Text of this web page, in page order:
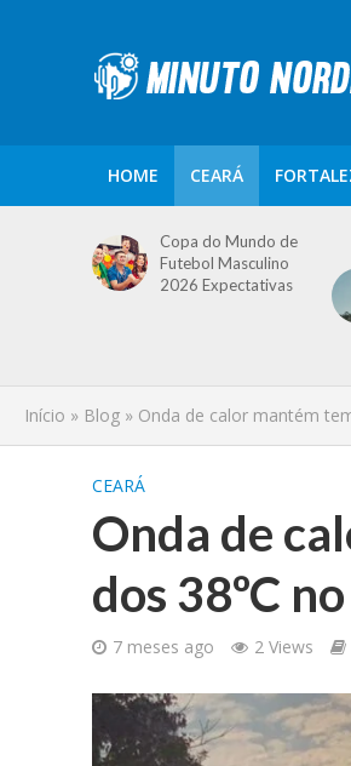
HOME CEARÁ
Copa do Mundo de
Futebol Masculino
2026 Expectativas
Início » Blog » Onda de calor mantém
CEARÁ
Onda de
dos 38ºC
7 meses ago 2 Views